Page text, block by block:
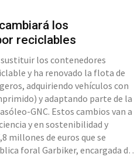
los
reciclables
sustituir los contenedores
y ha renovado la flota de
adquiriendo vehículos con
y adaptando parte de la
GNC. Estos cambios van a
y en sostenibilidad y
millones de euros que se
foral Garbiker, encargada de